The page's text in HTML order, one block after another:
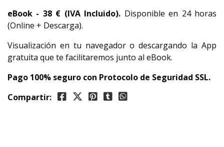
eBook - 38 € (IVA Incluido). Disponible en 24 horas
(Online + Descarga).
Visualización en tu navegador o descargando la App
gratuita que te facilitaremos junto al eBook.
Pago 100% seguro con Protocolo de Seguridad SSL.
Compartir: